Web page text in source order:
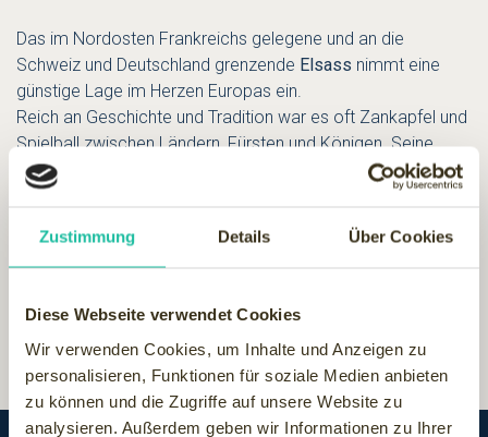
Zustimmung Details Über Cookies
Diese Webseite verwendet Cookies
Wir verwenden Cookies, um Inhalte und Anzeigen zu
personalisieren, Funktionen für soziale Medien anbieten
zu können und die Zugriffe auf unsere Website zu
analysieren. Außerdem geben wir Informationen zu Ihrer
Das im Nordosten Frankreichs gelegene und an die
Schweiz und Deutschland grenzende Elsass nimmt eine
günstige Lage im Herzen Europas ein.
Reich an Geschichte und Tradition war es oft Zankapfel und
Spielball zwischen Ländern, Fürsten und Königen. Seine
Zweisprachigkeit ist heute ein Posituvum besonders für das
touristische Elsass und ins Besondere für deutsche
Mehr zum Elsass - und dem ersten Wellnessangebot